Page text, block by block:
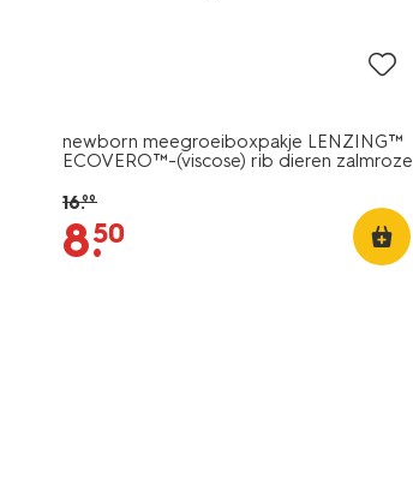
newborn meegroeiboxpakje LENZING™
ECOVERO™-(viscose) rib dieren zalmroze
16.99
8.
50